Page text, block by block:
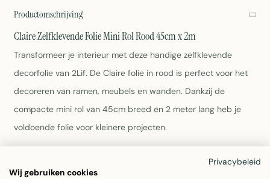
Productomschrijving
Claire Zelfklevende Folie Mini Rol Rood 45cm x 2m
Transformeer je interieur met deze handige zelfklevende
decorfolie van 2Lif. De Claire folie in rood is perfect voor het
decoreren van ramen, meubels en wanden. Dankzij de
compacte mini rol van 45cm breed en 2 meter lang heb je
voldoende folie voor kleinere projecten.
Kleur: Rood
Privacybeleid
Wij gebruiken cookies